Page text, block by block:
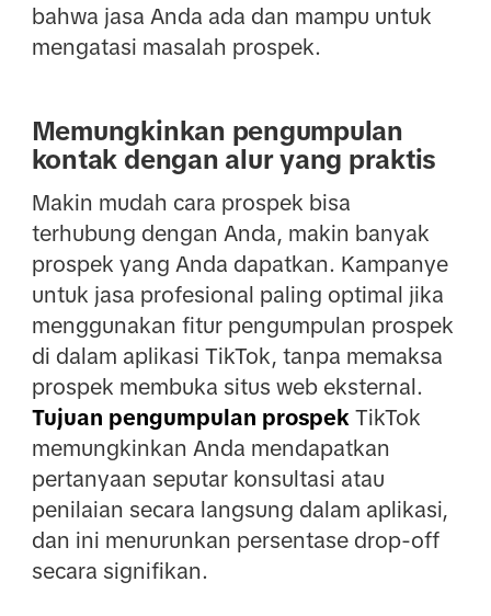
bahwa jasa Anda ada dan mampu untuk
mengatasi masalah prospek.
Memungkinkan pengumpulan
kontak dengan alur yang praktis
Makin mudah cara prospek bisa
terhubung dengan Anda, makin banyak
prospek yang Anda dapatkan. Kampanye
untuk jasa profesional paling optimal jika
menggunakan fitur pengumpulan prospek
di dalam aplikasi TikTok, tanpa memaksa
prospek membuka situs web eksternal.
Tujuan pengumpulan prospek TikTok
memungkinkan Anda mendapatkan
pertanyaan seputar konsultasi atau
penilaian secara langsung dalam aplikasi,
dan ini menurunkan persentase drop-off
secara signifikan.